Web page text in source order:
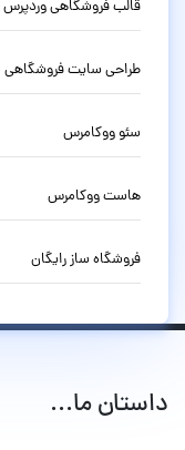
قالب فروشگاهی وردپرس
طراحی سایت فروشگاهی
سئو ووکامرس
هاست ووکامرس
فروشگاه ساز رایگان
داستان ما...